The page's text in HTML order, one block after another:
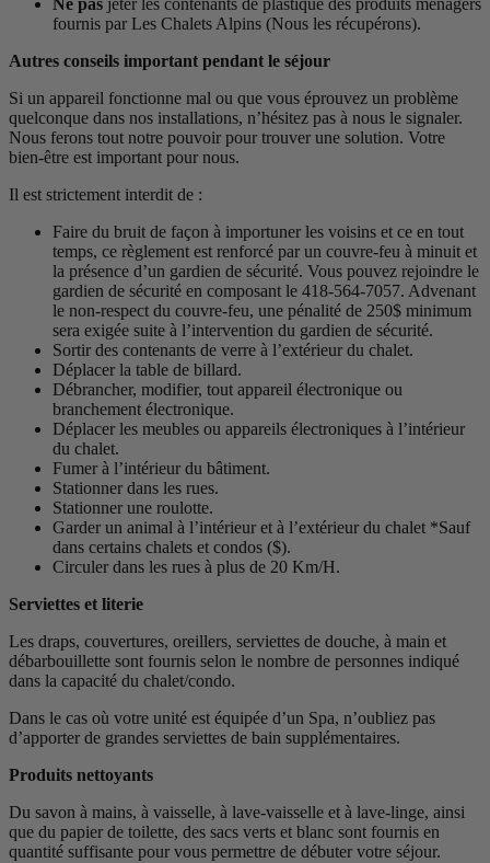
Ne pas jeter les contenants de plastique des produits ménagers
fournis par Les Chalets Alpins (Nous les récupérons).
Autres conseils important pendant le séjour
Si un appareil fonctionne mal ou que vous éprouvez un problème
quelconque dans nos installations, n’hésitez pas à nous le signaler.
Nous ferons tout notre pouvoir pour trouver une solution. Votre
bien-être est important pour nous.
Il est strictement interdit de :
Faire du bruit de façon à importuner les voisins et ce en tout
temps, ce règlement est renforcé par un couvre-feu à minuit et
la présence d’un gardien de sécurité. Vous pouvez rejoindre le
gardien de sécurité en composant le 418-564-7057. Advenant
le non-respect du couvre-feu, une pénalité de 250$ minimum
sera exigée suite à l’intervention du gardien de sécurité.
Sortir des contenants de verre à l’extérieur du chalet.
Déplacer la table de billard.
Débrancher, modifier, tout appareil électronique ou
branchement électronique.
Déplacer les meubles ou appareils électroniques à l’intérieur
du chalet.
Fumer à l’intérieur du bâtiment.
Stationner dans les rues.
Stationner une roulotte.
Garder un animal à l’intérieur et à l’extérieur du chalet *Sauf
dans certains chalets et condos ($).
Circuler dans les rues à plus de 20 Km/H.
Serviettes et literie
Les draps, couvertures, oreillers, serviettes de douche, à main et
débarbouillette sont fournis selon le nombre de personnes indiqué
dans la capacité du chalet/condo.
Dans le cas où votre unité est équipée d’un Spa, n’oubliez pas
d’apporter de grandes serviettes de bain supplémentaires.
Produits nettoyants
Du savon à mains, à vaisselle, à lave-vaisselle et à lave-linge, ainsi
que du papier de toilette, des sacs verts et blanc sont fournis en
quantité suffisante pour vous permettre de débuter votre séjour.